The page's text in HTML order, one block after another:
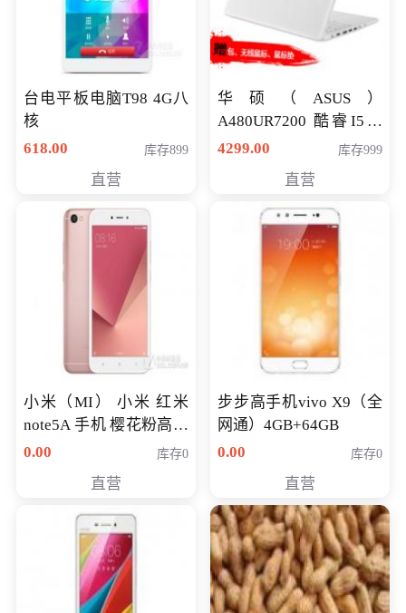
台电平板电脑T98 4G八
核
618.00
库存899
直营
华硕（ASUS）
A480UR7200 酷睿I5超
薄学生办公游戏独显笔
NV930-2G独
4299.00 库存999
直营
小米（MI） 小米 红米
note5A 手机 樱花粉高配
版 全网通(3G+32G)
0.00 库存0
直营
步步高手机vivo X9（全
网通）4GB+64GB
0.00
库存0
直营